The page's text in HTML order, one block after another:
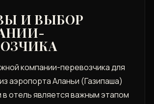
И ВЫБОР
компании-перевозчика для
аэропорта Аланьи (Газипаша)
в отель является важным этапом